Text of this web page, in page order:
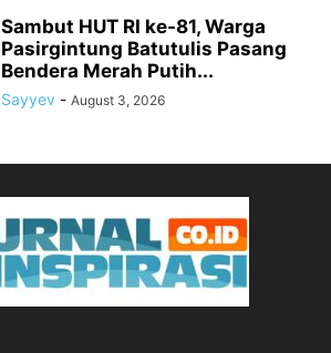
Sambut HUT RI ke-81, Warga
Pasirgintung Batutulis Pasang
Bendera Merah Putih...
Sayyev - August 3, 2026